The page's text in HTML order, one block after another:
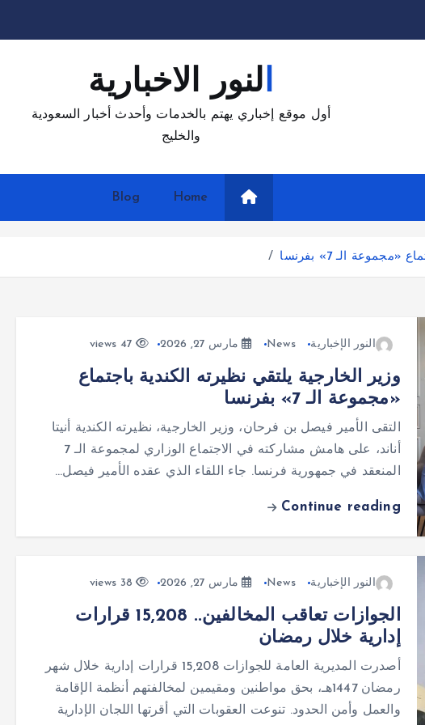
النور الاخبارية
أول موقع إخباري يهتم بالخدمات وأحدث أخبار السعودية
والخليج
Home
Blog
الـ 7» بفرنسا
النور الإخبارية News مارس 27, 2026 47 views
وزير الخارجية يلتقي نظيرته الكندية باجتماع
«مجموعة الـ 7» بفرنسا
التقى الأمير فيصل بن فرحان، وزير الخارجية، نظيرته الكندية أنيتا
أناند، على هامش مشاركته في الاجتماع الوزاري لمجموعة الـ 7
المنعقد في جمهورية فرنسا. جاء اللقاء الذي عقده الأمير فيصل…
Continue reading
النور الإخبارية News مارس 27, 2026 38 views
الجوازات تعاقب المخالفين.. 15,208 قرارات
إدارية خلال رمضان
أصدرت المديرية العامة للجوازات 15,208 قرارات إدارية خلال شهر
رمضان 1447هـ، بحق مواطنين ومقيمين لمخالفتهم أنظمة الإقامة
والعمل وأمن الحدود. تنوعت العقوبات التي أقرتها اللجان الإدارية